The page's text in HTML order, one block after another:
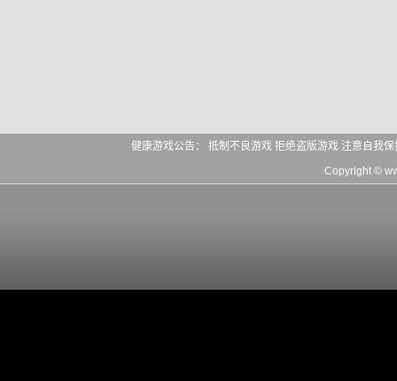
健康游戏公告： 抵制不良游戏 拒绝盗版游戏 注意自我
Copyright ©